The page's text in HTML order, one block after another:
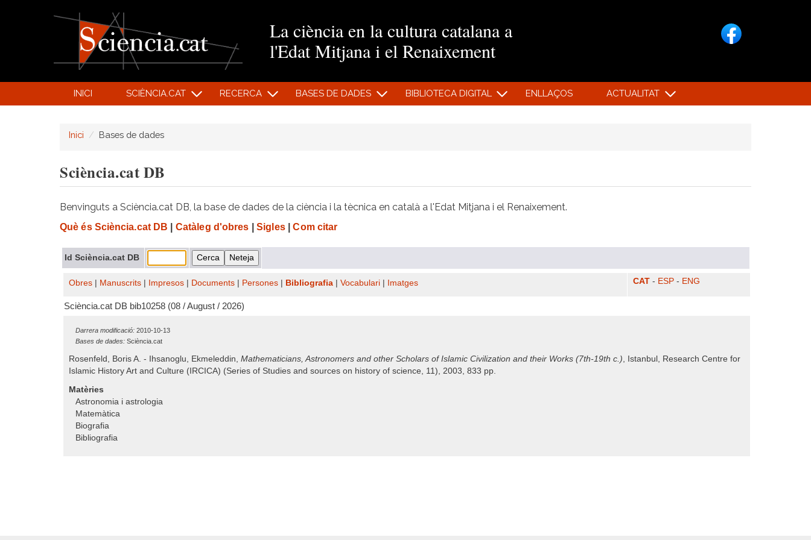
La ciència en la cultura catalana a
l'Edat Mitjana i el Renaixement
INICI SCIÈNCIA.CAT RECERCA BASES DE DADES BIBLIOTECA DIGITAL ENLLAÇOS ACTUALITAT
Inici Bases de dades
Sciència.cat DB
Benvinguts a Sciència.cat DB, la base de dades de la ciència i la tècnica en català a l'Edat Mitjana i el Renaixement.
Què és Sciència.cat DB Catàleg d'obres Sigles| Com citar
Id Sciència.cat DB
Obres Manuscrits Impresos Documents Persones Bibliografia Vocabulari Imatges CAT - ESP - ENG
Sciència.cat DB bib10258 (08 / August / 2026)
Darrera modificació: 2010-10-13
Bases de dades: Sciència.cat
Rosenfeld, Boris A. - Ihsanoglu, Ekmeleddin, Mathematicians, Astronomers and other Scholars of Islamic Civilization and their Works (7th-19th c.), Istanbul, Research Centre for
Islamic History Art and Culture (IRCICA) (Series of Studies and sources on history of science, 11), 2003, 833 pp.
Matèries
Astronomia i astrologia
Matemàtica
Biografia
Bibliografia